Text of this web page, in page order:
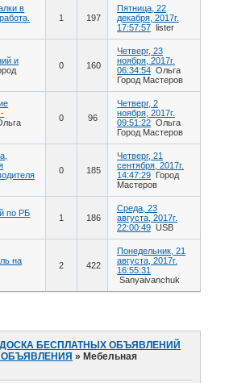
в
1 197
Пятница, 22
декабря, 2017г.
17:57:57 lister
и
0 160
Четверг, 23
ноября, 2017г.
06:34:54 Ольга
Город Мастеров
0 96
Четверг, 2
ноября, 2017г.
09:51:22 Ольга
Город Мастеров
0 185
Четверг, 21
сентября, 2017г.
14:47:29 Город
Мастеров
по РБ
1 186
Среда, 23
августа, 2017г.
22:00:49 USB
на
2 422
Понедельник, 21
августа, 2017г.
16:55:31
Sanyaivanchuk
БЕСПЛАТНЫХ ОБЪЯВЛЕНИЙ
» Мебельная